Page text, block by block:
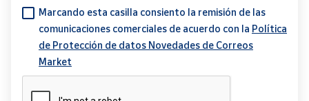
Marcando esta casilla consiento la remisión de las
comunicaciones comerciales de acuerdo con la Política
de Protección de datos Novedades de Correos
Market